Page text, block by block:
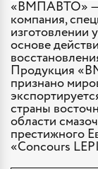
«ВМПАВТО» —
компания,
изготовлении
основе
Продукция
признано
страны
области
престижного
«Concours